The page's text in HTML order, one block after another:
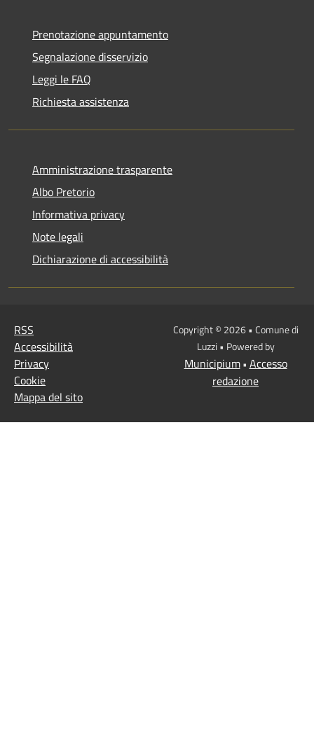
Prenotazione appuntamento
Segnalazione disservizio
Leggi le FAQ
Richiesta assistenza
Amministrazione trasparente
Albo Pretorio
Informativa privacy
Note legali
Dichiarazione di accessibilità
RSS
Accessibilità
Privacy
Cookie
Mappa del sito
Copyright © 2026 • Comune di
Luzzi • Powered by
Municipium• Accesso
redazione